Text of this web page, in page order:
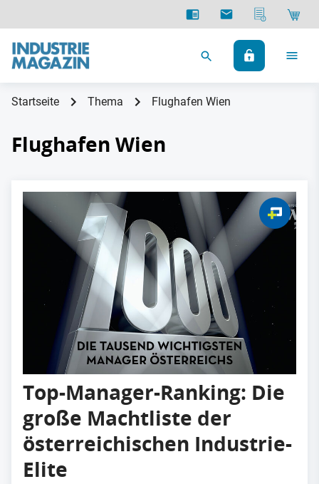
Startseite Thema Flughafen Wien
Flughafen Wien
Top-Manager-Ranking: Die
große Machtliste der
österreichischen Industrie-
Elite